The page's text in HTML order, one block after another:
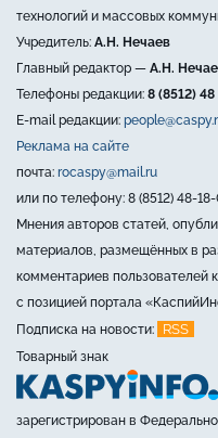
технологий и массовых
Учредитель: А.Н. Нечаев
Главный редактор — А.Н.
Телефоны редакции: 8 (8512) 48
E-mail редакции:
Реклама на сайте
почта: rocaspy@mail.ru
или по телефону: 8 (8512) 48-
Мнения авторов статей,
материалов, размещённых в
комментариев пользователей
с позицией портала
Подписка на новости:
RSS
Товарный знак
зарегистрирован в